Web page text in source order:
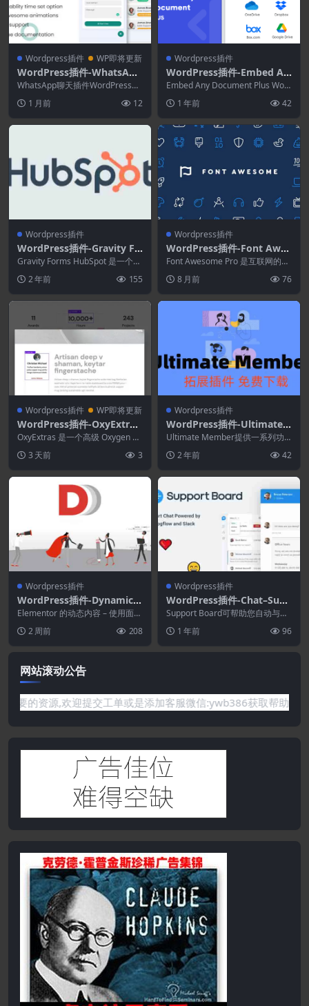
Wordpress插件 WP即将更新
WordPress插件-WhatsApp
Chat Help WordPress 3.3.
0
WhatsApp聊天插件WordPress可
r... 1 月前 12
Wordpress插件
WordPress插件-Embed An
y Document Plus 2.8.6
Embed Any Document Plus Wor
1 年前 42
Wordpress插件
WordPress插件-Gravity Fo
rms HubSpot Add-Ons 2.
1.0
Gravity Forms HubSpot 是一个强
2 年前 155
Wordpress插件
WordPress插件-Font Awes
ome Pro Webfonts 7.1.0
Font Awesome Pro 是互联网的图
开发...8 月前 76
Wordpress插件 WP即将更新
WordPress插件-OxyExtras
1.5.2–Premium Oxygen A
ddon
OxyExtras 是一个高级 Oxygen 插
3 天前 3
Wordpress插件
WordPress插件-Ultimate
Member–User Notes 1.0.8
(Ultimate Member拓展)-会
员WordPress插件
Ultimate Member提供一系列功
录、用户注...
2 年前 42
Wordpress插件
WordPress插件-Dynamic C
ontent for Elementor 3.4.
12
Elementor 的动态内容 – 使用面向
Web 专家的高级开发工具扩展 E...
2 周前 208
Wordpress插件
WordPress插件-Chat–Supp
ort Board 3.8.1–WordPres
s聊天GPT AI插件
Support Board可帮助您自动与人
工智能驱动的机器人以及与最常用
平台集成...
1 年前 96
网站滚动公告
没有你需要的资源,欢迎提交工单或是添加客服微信:ywb386获取